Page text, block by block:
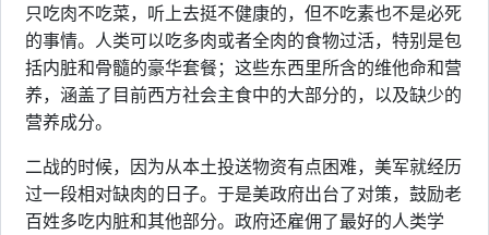
只吃肉不吃菜，听上去挺不健康的，但不吃素也不是必死
的事情。人类可以吃多肉或者全肉的食物过活，特别是包
括内脏和骨髓的豪华套餐；这些东西里所含的维他命和营
养，涵盖了目前西方社会主食中的大部分的，以及缺少的
营养成分。
二战的时候，因为从本土投送物资有点困难，美军就经历
过一段相对缺肉的日子。于是美政府出台了对策，鼓励老
百姓多吃内脏和其他部分。政府还雇佣了最好的人类学